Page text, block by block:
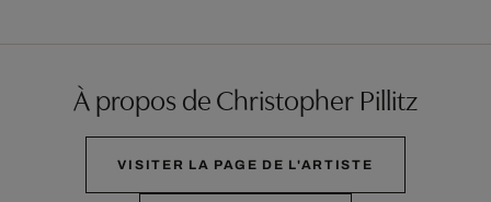
À propos de Christopher Pillitz
VISITER LA PAGE DE L'ARTISTE